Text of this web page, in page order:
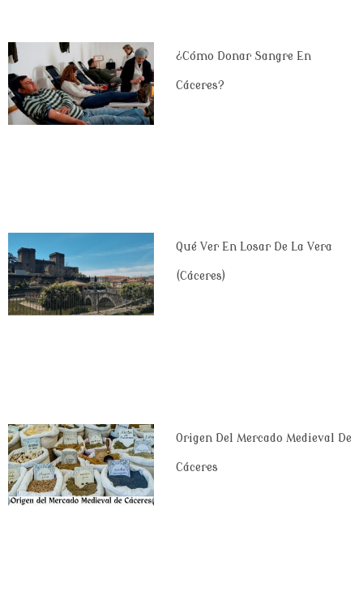
¿Cómo Donar Sangre En
Cáceres?
Qué Ver En Losar De La Vera
(Cáceres)
Origen Del Mercado Medieval De
Cáceres